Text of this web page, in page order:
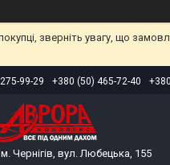
зверніть увагу, що
99-29 +380 (50) 465-72-40
Чернігів, вул. Любецька, 155